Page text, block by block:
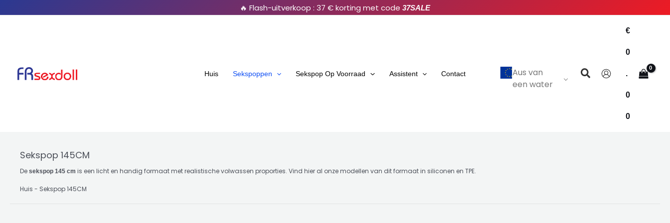
🔥 Flash-uitverkoop : 37 € korting met code 37SALE
Huis Sekspoppen Sekspop Op Voorraad Assistent Contact
Aus van
een water
Zoeken
€
0
.
0
0
Sekspop 145CM
De sekspop 145 cm is een licht en handig formaat met realistische volwassen proporties. Vind hier al onze modellen van dit formaat in siliconen en TPE.
Huis - Sekspop 145CM